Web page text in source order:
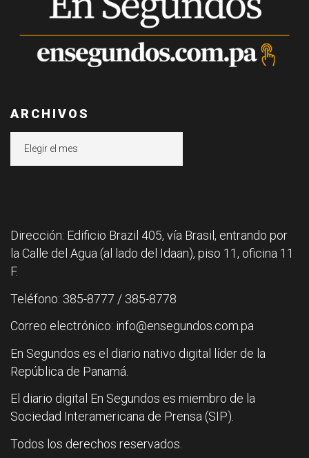
ARCHIVOS
Dirección: Edificio Brazil 405, vía Brasil, entrando por
la Calle del Agua (al lado del Idaan), piso 11, oficina 11
F.
Teléfono: 385-8777 / 385-8778
Correo electrónico: info@ensegundos.com.pa
En Segundos es el diario nativo digital líder de la
República de Panamá.
El diario digital En Segundos es miembro de la
Sociedad Interamericana de Prensa (SIP).
Todos los derechos reservados.